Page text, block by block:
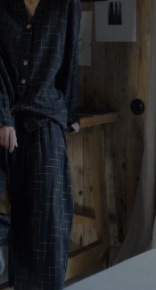
Kurtka Pikowana
– Czarno-
DO